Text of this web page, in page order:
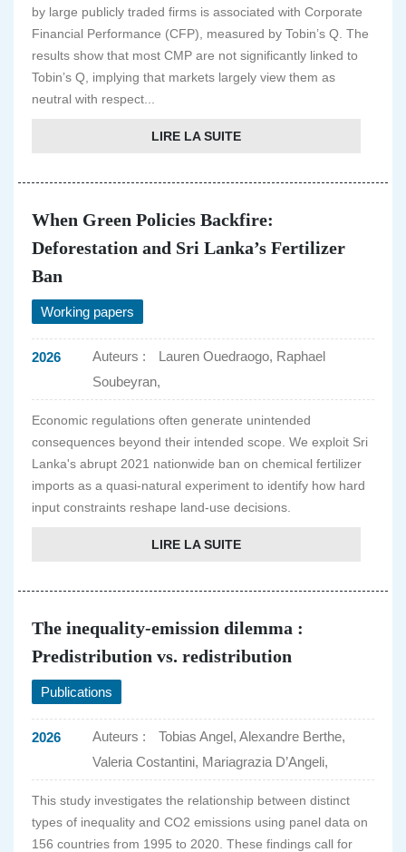
by large publicly traded firms is associated with Corporate
Financial Performance (CFP), measured by Tobin’s Q. The
results show that most CMP are not significantly linked to
Tobin’s Q, implying that markets largely view them as
neutral with respect...
LIRE LA SUITE
When Green Policies Backfire:
Deforestation and Sri Lanka’s Fertilizer
Ban
Working papers
2026 Auteurs :
Lauren Ouedraogo, Raphael
Soubeyran,
Economic regulations often generate unintended
consequences beyond their intended scope. We exploit Sri
Lanka's abrupt 2021 nationwide ban on chemical fertilizer
imports as a quasi-natural experiment to identify how hard
input constraints reshape land-use decisions.
LIRE LA SUITE
The inequality-emission dilemma :
Predistribution vs. redistribution
Publications
2026 Auteurs :
Tobias Angel, Alexandre Berthe,
Valeria Costantini, Mariagrazia D’Angeli,
This study investigates the relationship between distinct
types of inequality and CO2 emissions using panel data on
156 countries from 1995 to 2020. These findings call for